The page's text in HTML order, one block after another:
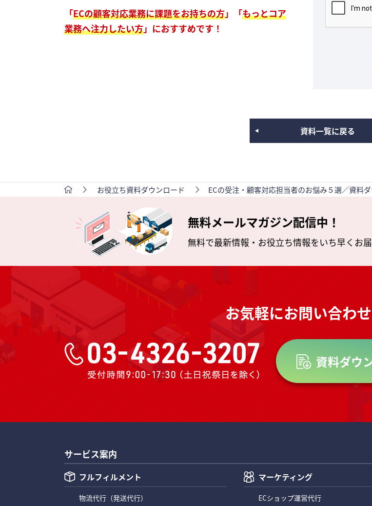
「ECの顧客対応業務に課題をお持ちの方」「もっとコア
業務へ注力したい方」におすすめです！
資料一覧に戻る
お役立ち資料ダウンロード ECの受注・顧客対応担当者のお悩み５選／資料
無料メールマガジン配信中！
無料で最新情報・お役立ち情報をいち早くお届
お気軽にお問い合わ
資料ダウ
サービス案内
フルフィルメント
物流代行 （発送代行）
マーケティング
ECショップ運営代行